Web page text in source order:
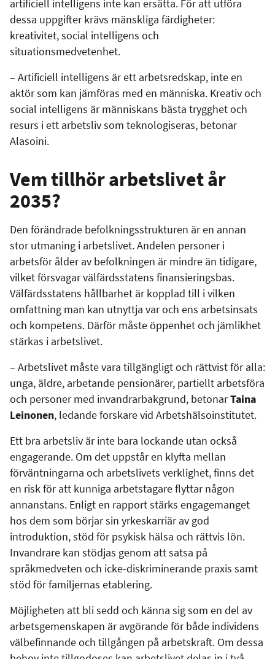
artificiell intelligens inte kan ersätta. För att utföra
dessa uppgifter krävs mänskliga färdigheter:
kreativitet, social intelligens och
situationsmedvetenhet.
– Artificiell intelligens är ett arbetsredskap, inte en
aktör som kan jämföras med en människa. Kreativ och
social intelligens är människans bästa trygghet och
resurs i ett arbetsliv som teknologiseras, betonar
Alasoini.
Vem tillhör arbetslivet år
2035?
Den förändrade befolkningsstrukturen är en annan
stor utmaning i arbetslivet. Andelen personer i
arbetsför ålder av befolkningen är mindre än tidigare,
vilket försvagar välfärdsstatens finansieringsbas.
Välfärdsstatens hållbarhet är kopplad till i vilken
omfattning man kan utnyttja var och ens arbetsinsats
och kompetens. Därför måste öppenhet och jämlikhet
stärkas i arbetslivet.
– Arbetslivet måste vara tillgängligt och rättvist för alla:
unga, äldre, arbetande pensionärer, partiellt arbetsföra
och personer med invandrarbakgrund, betonarTaina
Leinonen, ledande forskare vid Arbetshälsoinstitutet.
Ett bra arbetsliv är inte bara lockande utan också
engagerande. Om det uppstår en klyfta mellan
förväntningarna och arbetslivets verklighet, finns det
en risk för att kunniga arbetstagare flyttar någon
annanstans. Enligt en rapport stärks engagemanget
hos dem som börjar sin yrkeskarriär av god
introduktion, stöd för psykisk hälsa och rättvis lön.
Invandrare kan stödjas genom att satsa på
språkmedveten och icke-diskriminerande praxis samt
stöd för familjernas etablering.
Möjligheten att bli sedd och känna sig som en del av
arbetsgemenskapen är avgörande för både individens
välbefinnande och tillgången på arbetskraft. Om dessa